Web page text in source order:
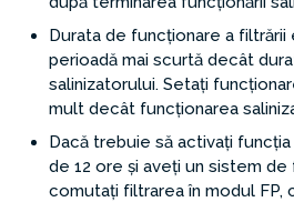
Durata de funcționare a
perioadă mai scurtă decât
salinizatorului. Setați
mult decât funcționarea
Dacă trebuie să activați
de 12 ore și aveți un sistem
comutați filtrarea în modul FP,